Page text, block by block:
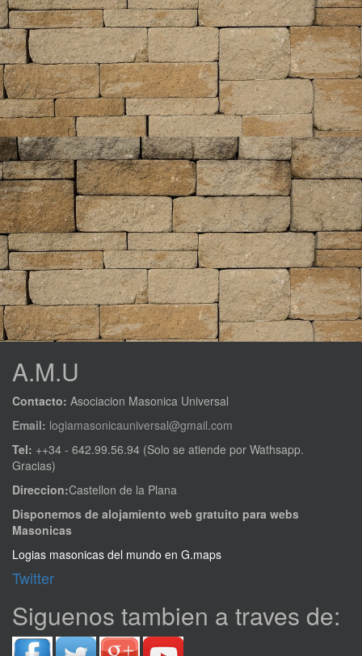
A.M.U
Contacto: Asociacion Masonica Universal
Email: logiamasonicauniversal@gmail.com
Tel: ++34 - 642.99.56.94 (Solo se atiende por Wathsapp.
Gracias)
Direccion:Castellon de la Plana
Disponemos de alojamiento web gratuito para webs
Masonicas
Logias masonicas del mundo en G.maps
Twitter
Siguenos tambien a traves de: